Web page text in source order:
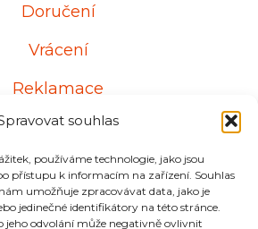
souhlas
používáme technologie, jako jsou
přístupu k informacím na zařízení. Souhlas
umožňuje zpracovávat data, jako je
jedinečné identifikátory na této stránce.
jeho odvolání může negativně ovlivnit
Doručení
Vrácení
Reklamace
Kontakt
pondělí do pátku